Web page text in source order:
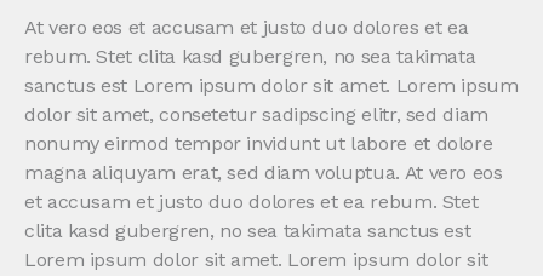
At vero eos et accusam et justo duo dolores et ea
rebum. Stet clita kasd gubergren, no sea takimata
sanctus est Lorem ipsum dolor sit amet. Lorem ipsum
dolor sit amet, consetetur sadipscing elitr, sed diam
nonumy eirmod tempor invidunt ut labore et dolore
magna aliquyam erat, sed diam voluptua. At vero eos
et accusam et justo duo dolores et ea rebum. Stet
clita kasd gubergren, no sea takimata sanctus est
Lorem ipsum dolor sit amet. Lorem ipsum dolor sit